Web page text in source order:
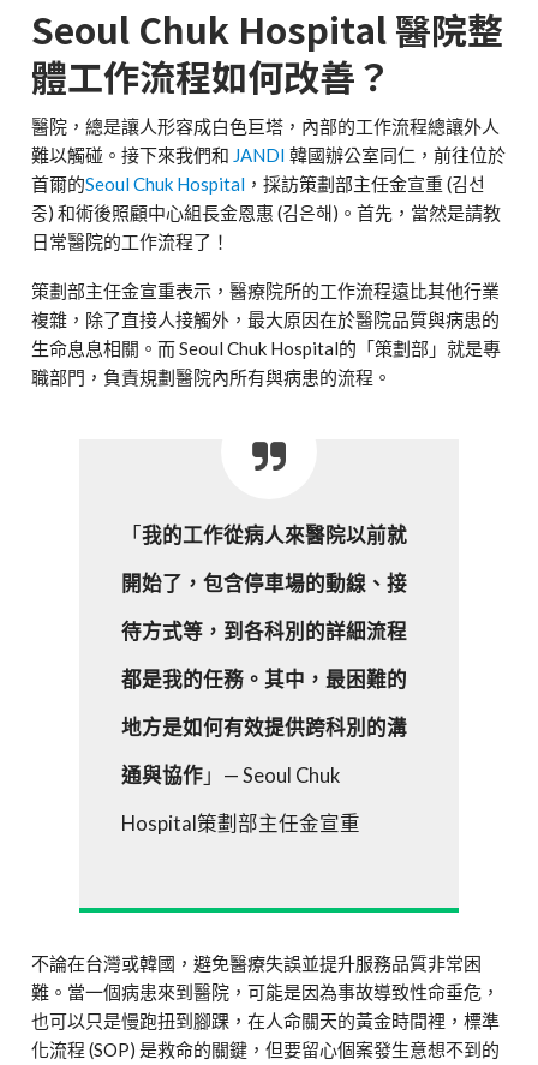
Seoul Chuk Hospital 醫院整
體工作流程如何改善？
醫院，總是讓人形容成白色巨塔，內部的工作流程總讓外人
難以觸碰。接下來我們和 JANDI 韓國辦公室同仁，前往位於
首爾的Seoul Chuk Hospital ，採訪策劃部主任金宣重 (김선
중) 和術後照顧中心組長金恩惠 (김은해)。首先，當然是請教
日常醫院的工作流程了！
策劃部主任金宣重表示，醫療院所的工作流程遠比其他行業
複雜，除了直接人接觸外，最大原因在於醫院品質與病患的
生命息息相關。而 Seoul Chuk Hospital的「策劃部」就是專
職部門，負責規劃醫院內所有與病患的流程。
「我的工作從病人來醫院以前就
開始了，包含停車場的動線、接
待方式等，到各科別的詳細流程
都是我的任務。其中，最困難的
地方是如何有效提供跨科別的溝
通與協作 」— Seoul Chuk
Hospital策劃部主任金宣重
不論在台灣或韓國，避免醫療失誤並提升服務品質非常困
難。當一個病患來到醫院，可能是因為事故導致性命垂危，
也可以只是慢跑扭到腳踝，在人命關天的黃金時間裡，標準
化流程 (SOP) 是救命的關鍵，但要留心個案發生意想不到的